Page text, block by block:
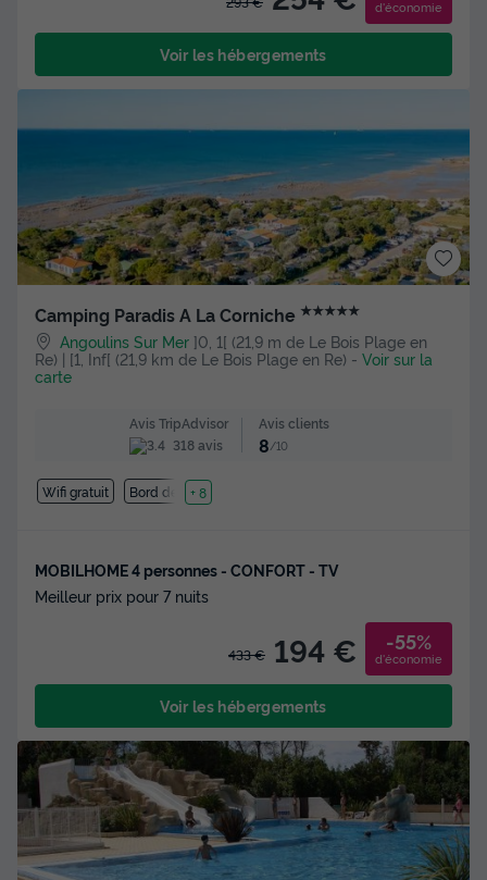
d'économie
Voir les hébergements
Camping Paradis A La Corniche ★★★★★
Angoulins Sur Mer ]0, 1[ (21,9 m de Le Bois Plage en
Re) | [1, Inf[ (21,9 km de Le Bois Plage en Re) - Voir sur la
carte
Avis TripAdvisor
318 avis
Avis clients
8/10
Wifi gratuit Bord de mer
+ 8
MOBILHOME 4 personnes - CONFORT - TV
Meilleur prix pour 7 nuits
433 € 194 € -55%
d'économie
Voir les hébergements